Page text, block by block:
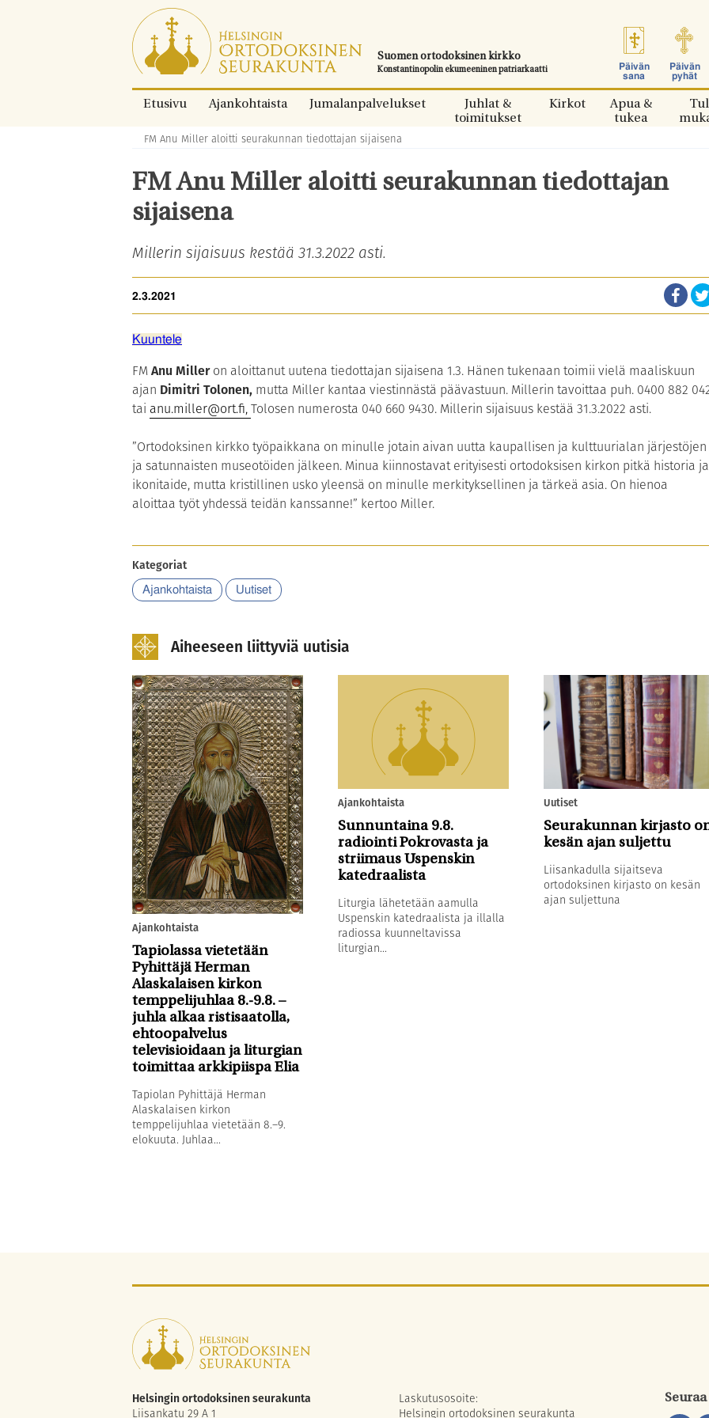
Siirry
suoraan
sisältöön.
Suomen ortodoksinen kirkko
Konstantinopolin ekumeeninen patriarkaatti
Päivän
sana
Päivän
pyhät
Etusivu Ajankohtaista Jumalanpalvelukset
Juhlat &
toimitukset
Kirkot
Apua &
tukea
Murupolku:
FM Anu Miller aloitti seurakunnan tiedottajan sijaisena
FM Anu Miller aloitti seurakunnan tiedottajan
sijaisena
Millerin sijaisuus kestää 31.3.2022 asti.
2.3.2021
Kuuntele
FMAnu Milleron aloittanut uutena tiedottajan sijaisena 1.3. Hänen tukenaan toimii vielä maaliskuun
ajan Dimitri Tolonen, mutta Miller kantaa viestinnästä päävastuun. Millerin tavoittaa puh. 0400 882
tai anu.miller@ort.fi,Tolosen numerosta 040 660 9430. Millerin sijaisuus kestää 31.3.2022 asti.
”Ortodoksinen kirkko työpaikkana on minulle jotain aivan uutta kaupallisen ja kulttuurialan järjestöjen
ja satunnaisten museotöiden jälkeen. Minua kiinnostavat erityisesti ortodoksisen kirkon pitkä historia ja
ikonitaide, mutta kristillinen usko yleensä on minulle merkityksellinen ja tärkeä asia. On hienoa
aloittaa työt yhdessä teidän kanssanne!” kertoo Miller.
Kategoriat
Ajankohtaista Uutiset
Aiheeseen liittyviä uutisia
Ajankohtaista
Tapiolassa vietetään
Pyhittäjä Herman
Alaskalaisen kirkon
temppelijuhlaa 8.-9.8. –
juhla alkaa ristisaatolla,
ehtoopalvelus
televisioidaan ja liturgian
toimittaa arkkipiispa Elia
Tapiolan Pyhittäjä Herman
Alaskalaisen kirkon
temppelijuhlaa vietetään 8.–9.
elokuuta. Juhlaa...
Ajankohtaista
Sunnuntaina 9.8.
radiointi Pokrovasta ja
striimaus Uspenskin
katedraalista
Liturgia lähetetään aamulla
Uspenskin katedraalista ja illalla
radiossa kuunneltavissa
liturgian...
Uutiset
Seurakunnan kirjasto
kesän ajan suljettu
Liisankadulla sijaitseva
ortodoksinen kirjasto on kesän
ajan suljettuna
Helsingin ortodoksinen seurakunta
Liisankatu 29 A 1
Laskutusosoite:
Helsingin ortodoksinen seurakunta